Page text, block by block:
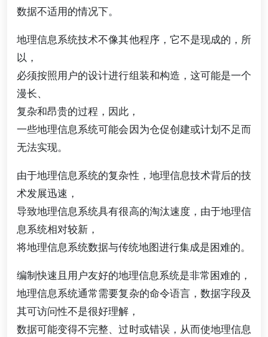
数据不适用的情况下。
地理信息系统技术不像其他程序，它不是现成的，所
以，
必须按照用户的设计进行组装和构造，这可能是一个
漫长、
复杂和昂贵的过程，因此，
一些地理信息系统可能会因为仓促创建或计划不足而
无法实现。
由于地理信息系统的复杂性，地理信息技术背后的技
术发展迅速，
导致地理信息系统具有很高的淘汰速度，由于地理信
息系统相对较新，
将地理信息系统数据与传统地图进行集成是困难的。
编制快速且用户友好的地理信息系统是非常困难的，
地理信息系统通常需要复杂的命令语言，数据字段及
其可访问性不是很好理解，
数据可能变得不完整、过时或错误，从而使地理信息